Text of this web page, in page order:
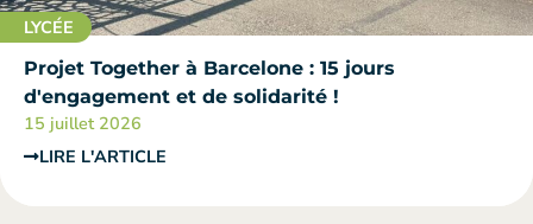
LYCÉE
Projet Together à Barcelone : 15 jours
d'engagement et de solidarité !
15 juillet 2026
LIRE L'ARTICLE